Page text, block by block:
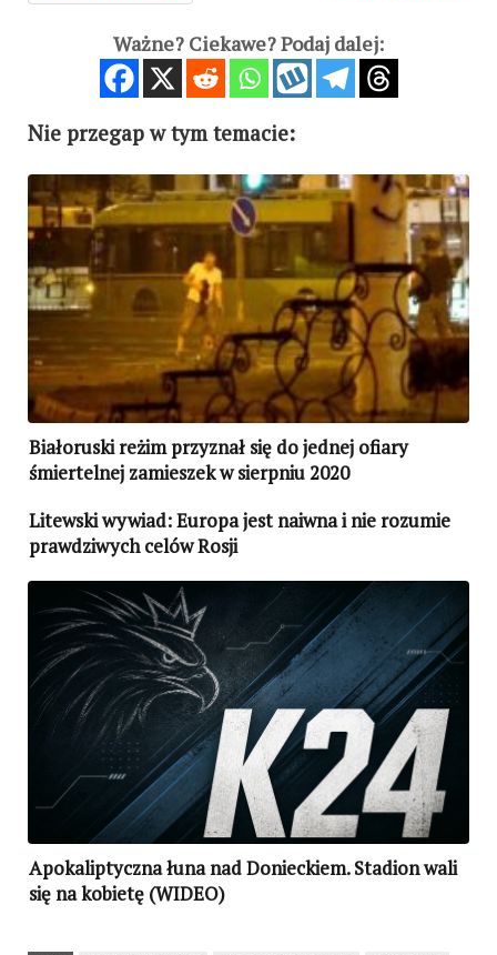
Ważne? Ciekawe? Podaj dalej:
Nie przegap w tym temacie:
Białoruski reżim przyznał się do jednej ofiary
śmiertelnej zamieszek w sierpniu 2020
Litewski wywiad: Europa jest naiwna i nie rozumie
prawdziwych celów Rosji
Apokaliptyczna łuna nad Donieckiem. Stadion wali
się na kobietę (WIDEO)